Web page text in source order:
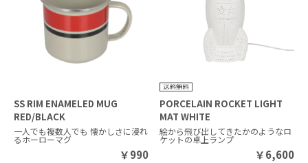
SS RIM ENAMELED MUG
RED/BLACK
一人でも複数人でも 懐かしさに浸れ
るホーローマグ
￥990
PORCELAIN ROCKET LIGHT
MAT WHITE
絵から飛び出してきたかのようなロ
ケットの卓上ランプ
￥6,600